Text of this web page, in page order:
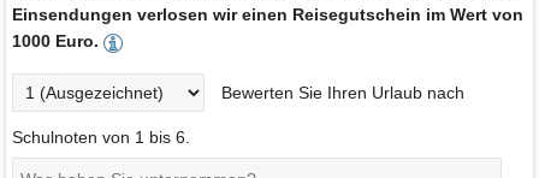
Einsendungen verlosen wir einen Reisegutschein im Wert von
1000 Euro.
Bewerten Sie Ihren Urlaub nach
Schulnoten von 1 bis 6.